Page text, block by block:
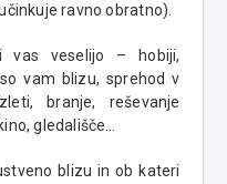
ravno obratno).
vas veselijo – hobiji,
vam blizu, sprehod v
branje, reševanje
gledališče…
blizu in ob kateri